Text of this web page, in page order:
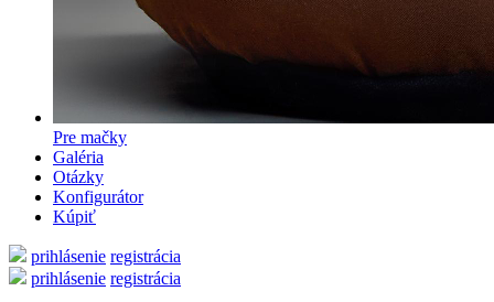
Pre mačky
Galéria
Otázky
Konfigurátor
Kúpiť
prihlásenie registrácia
prihlásenie registrácia